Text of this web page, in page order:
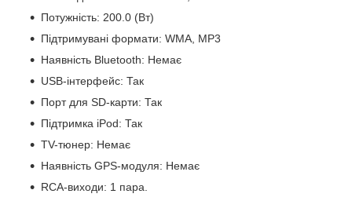
Потужність: 200.0 (Вт)
Підтримувані формати: WMA, MP3
Наявність Bluetooth: Немає
USB-інтерфейс: Так
Порт для SD-карти: Так
Підтримка iPod: Так
TV-тюнер: Немає
Наявність GPS-модуля: Немає
RCA-виходи: 1 пара.